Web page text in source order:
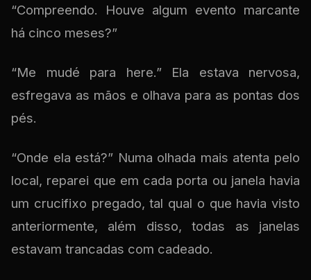
“Compreendo. Houve algum evento marcante
há cinco meses?”
“Me mudé para here.” Ela estava nervosa,
esfregava as mãos e olhava para as pontas dos
pés.
“Onde ela está?” Numa olhada mais atenta pelo
local, reparei que em cada porta ou janela havia
um crucifixo pregado, tal qual o que havia visto
anteriormente, além disso, todas as janelas
estavam trancadas com cadeado.